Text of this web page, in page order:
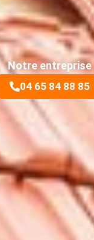
Notre entreprise
04 65 84 88 85